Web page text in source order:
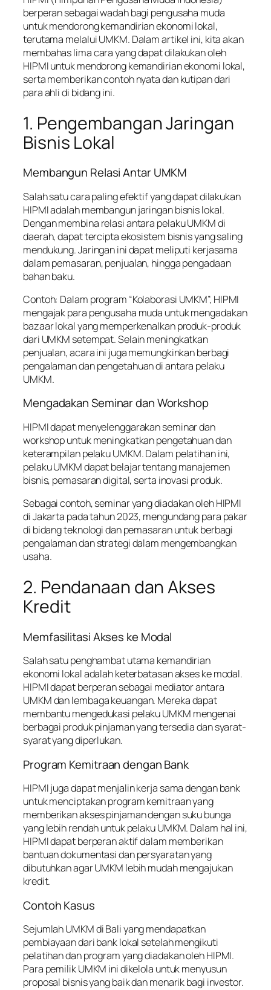
berperan sebagai wadah bagi pengusaha muda
untuk mendorong kemandirian ekonomi lokal,
terutama melalui UMKM. Dalam artikel ini, kita akan
membahas lima cara yang dapat dilakukan oleh
HIPMI untuk mendorong kemandirian ekonomi lokal,
serta memberikan contoh nyata dan kutipan dari
para ahli di bidang ini.
1. Pengembangan Jaringan
Bisnis Lokal
Membangun Relasi Antar UMKM
Salah satu cara paling efektif yang dapat dilakukan
HIPMI adalah membangun jaringan bisnis lokal.
Dengan membina relasi antara pelaku UMKM di
daerah, dapat tercipta ekosistem bisnis yang saling
mendukung. Jaringan ini dapat meliputi kerjasama
dalam pemasaran, penjualan, hingga pengadaan
bahan baku.
Contoh: Dalam program “Kolaborasi UMKM”, HIPMI
mengajak para pengusaha muda untuk mengadakan
bazaar lokal yang memperkenalkan produk-produk
dari UMKM setempat. Selain meningkatkan
penjualan, acara ini juga memungkinkan berbagi
pengalaman dan pengetahuan di antara pelaku
UMKM.
Mengadakan Seminar dan Workshop
HIPMI dapat menyelenggarakan seminar dan
workshop untuk meningkatkan pengetahuan dan
keterampilan pelaku UMKM. Dalam pelatihan ini,
pelaku UMKM dapat belajar tentang manajemen
bisnis, pemasaran digital, serta inovasi produk.
Sebagai contoh, seminar yang diadakan oleh HIPMI
di Jakarta pada tahun 2023, mengundang para pakar
di bidang teknologi dan pemasaran untuk berbagi
pengalaman dan strategi dalam mengembangkan
usaha.
2. Pendanaan dan Akses
Kredit
Memfasilitasi Akses ke Modal
Salah satu penghambat utama kemandirian
ekonomi lokal adalah keterbatasan akses ke modal.
HIPMI dapat berperan sebagai mediator antara
UMKM dan lembaga keuangan. Mereka dapat
membantu mengedukasi pelaku UMKM mengenai
berbagai produk pinjaman yang tersedia dan syarat-
syarat yang diperlukan.
Program Kemitraan dengan Bank
HIPMI juga dapat menjalin kerja sama dengan bank
untuk menciptakan program kemitraan yang
memberikan akses pinjaman dengan suku bunga
yang lebih rendah untuk pelaku UMKM. Dalam hal ini,
HIPMI dapat berperan aktif dalam memberikan
bantuan dokumentasi dan persyaratan yang
dibutuhkan agar UMKM lebih mudah mengajukan
kredit.
Contoh Kasus
Sejumlah UMKM di Bali yang mendapatkan
pembiayaan dari bank lokal setelah mengikuti
pelatihan dan program yang diadakan oleh HIPMI.
Para pemilik UMKM ini dikelola untuk menyusun
proposal bisnis yang baik dan menarik bagi investor.